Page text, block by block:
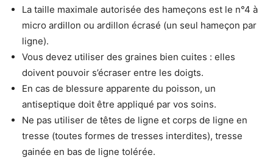
La taille maximale autorisée des hameçons est le n°4 à
micro ardillon ou ardillon écrasé (un seul hameçon par
ligne).
Vous devez utiliser des graines bien cuites : elles
doivent pouvoir s’écraser entre les doigts.
En cas de blessure apparente du poisson, un
antiseptique doit être appliqué par vos soins.
Ne pas utiliser de têtes de ligne et corps de ligne en
tresse (toutes formes de tresses interdites), tresse
gainée en bas de ligne tolérée.